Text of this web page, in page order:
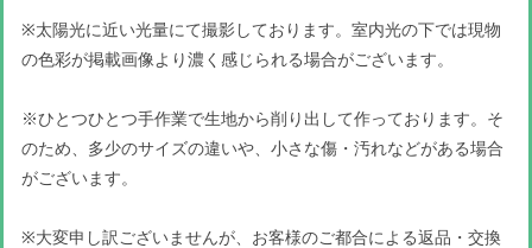
※太陽光に近い光量にて撮影しております。室内光の下では現物
の色彩が掲載画像より濃く感じられる場合がございます。
※ひとつひとつ手作業で生地から削り出して作っております。そ
のため、多少のサイズの違いや、小さな傷・汚れなどがある場合
がございます。
※大変申し訳ございませんが、お客様のご都合による返品・交換